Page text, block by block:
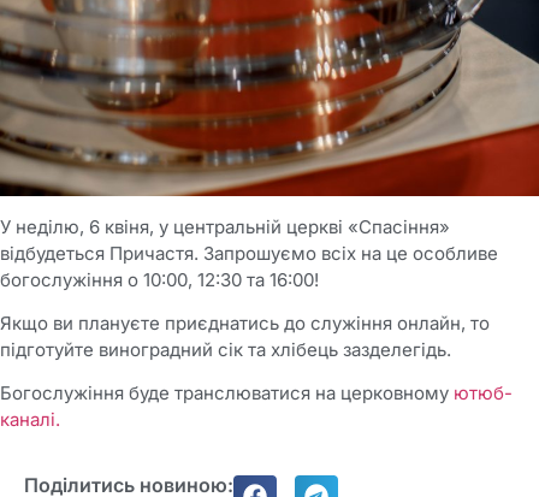
У неділю, 6 квіня, у центральній церкві «Спасіння»
відбудеться Причастя. Запрошуємо всіх на це особливе
богослужіння о 10:00, 12:30 та 16:00!
Якщо ви плануєте приєднатись до служіння онлайн, то
підготуйте виноградний сік та хлібець зазделегідь.
Богослужіння буде транслюватися на церковному ютюб-
каналі.
Поділитись новиною: